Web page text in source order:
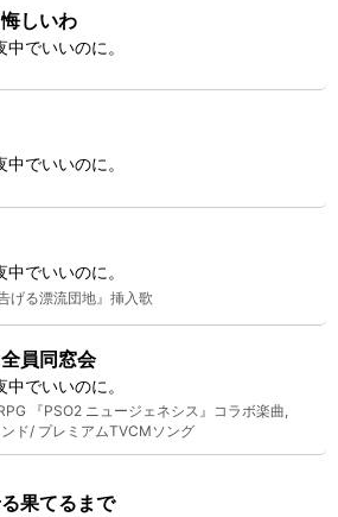
しいわ
でいいのに。
でいいのに。
でいいのに。
げる漂流団地』挿入歌
員同窓会
でいいのに。
『PSO2 ニュージェネシス』コラボ楽曲,
ド/ プレミアムTVCMソング
果てるまで